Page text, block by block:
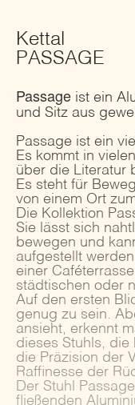
Kettal
PASSAGE
Passage ist ein
und Sitz aus
Passage ist ein
Es kommt in
über die Literatur
Es steht für
von einem Ort
Die Kollektion
Sie lässt sich
bewegen und
aufgestellt
einer
städtischen oder
Auf den ersten
genug zu sein.
ansieht, erkennt
dieses Stuhls, die
die Präzision der
Raffinesse der
Der Stuhl
fließenden